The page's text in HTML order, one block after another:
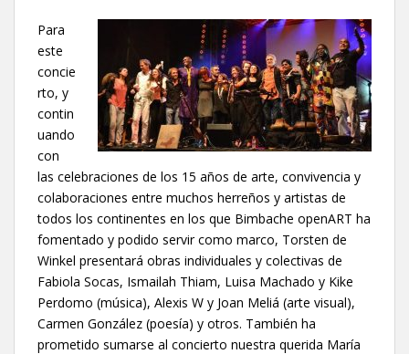
Para
este
concie
rto, y
contin
uando
con
las celebraciones de los 15 años de arte, convivencia y
colaboraciones entre muchos herreños y artistas de
todos los continentes en los que Bimbache openART ha
fomentado y podido servir como marco, Torsten de
Winkel presentará obras individuales y colectivas de
Fabiola Socas, Ismailah Thiam, Luisa Machado y Kike
Perdomo (música), Alexis W y Joan Meliá (arte visual),
Carmen González (poesía) y otros. También ha
prometido sumarse al concierto nuestra querida María